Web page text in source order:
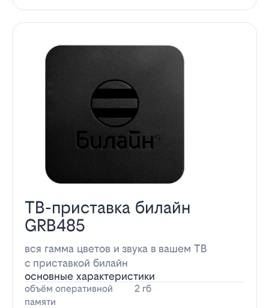
ТВ-приставка билайн
GRB485
вся гамма цветов и звука в вашем ТВ
с приставкой билайн
основные характеристики
объём оперативной
памяти
2 гб